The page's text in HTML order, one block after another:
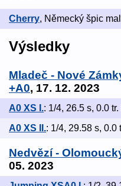
Cherry, Německý špic
Výsledky
Mladeč - Nové
+A0, 17. 12. 2023
A0 XS I.: 1/4, 26.5 s, 0.0
A0 XS II.: 1/4, 29.58 s, 0.0
Nedvězí -
05. 2023